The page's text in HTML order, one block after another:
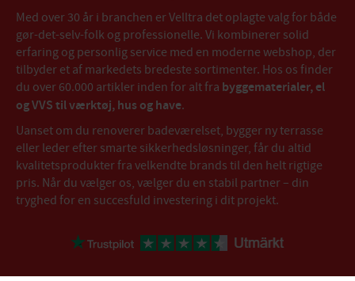
Med over 30 år i branchen er Velltra det oplagte valg for både
gør-det-selv-folk og professionelle. Vi kombinerer solid
erfaring og personlig service med en moderne webshop, der
tilbyder et af markedets bredeste sortimenter. Hos os finder
du over 60.000 artikler inden for alt fra byggematerialer, el
og VVS til værktøj, hus og have.
Uanset om du renoverer badeværelset, bygger ny terrasse
eller leder efter smarte sikkerhedsløsninger, får du altid
kvalitetsprodukter fra velkendte brands til den helt rigtige
pris. Når du vælger os, vælger du en stabil partner – din
tryghed for en succesfuld investering i dit projekt.